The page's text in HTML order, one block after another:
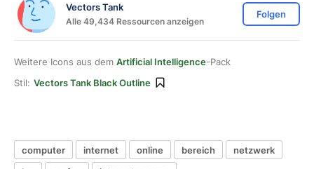
Vectors Tank
Alle 49,434 Ressourcen anzeigen
Folgen
Weitere Icons aus dem Artificial Intelligence-Pack
Stil: Vectors Tank Black Outline
computer internet online bereich
netzwerk